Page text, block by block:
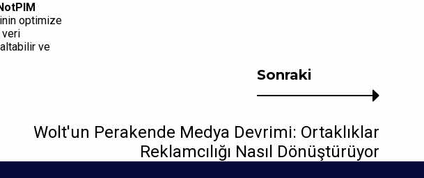
optimize
veri
ve
Sonraki
Wolt'un Perakende Medya Devrimi: Ortaklıklar
Reklamcılığı Nasıl Dönüştürüyor